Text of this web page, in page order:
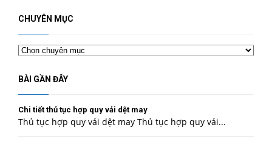
CHUYÊN MỤC
Chuyên
mục
BÀI GẦN ĐÂY
Chi tiết thủ tục hợp quy vải dệt may
Thủ tục hợp quy vải dệt may Thủ tục hợp quy vải...